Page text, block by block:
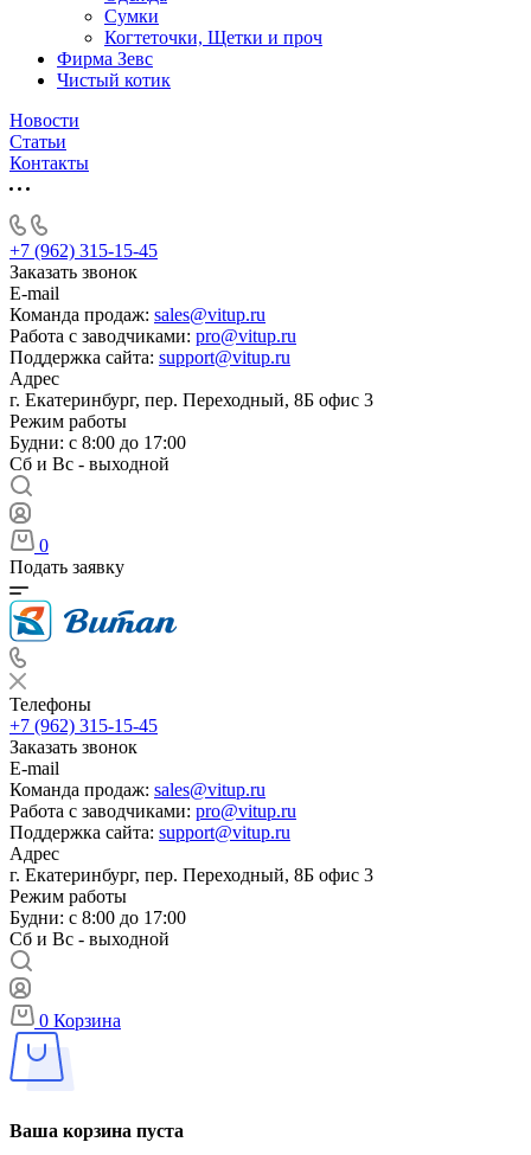
Сумки
Когтеточки, Щетки и проч
Фирма Зевс
Чистый котик
Новости
Статьи
Контакты
+7 (962) 315-15-45
Заказать звонок
E-mail
Команда продаж: sales@vitup.ru
Работа с заводчиками: pro@vitup.ru
Поддержка сайта: support@vitup.ru
Адрес
г. Екатеринбург, пер. Переходный, 8Б офис 3
Режим работы
Будни: с 8:00 до 17:00
Сб и Вс - выходной
0
Подать заявку
Телефоны
+7 (962) 315-15-45
Заказать звонок
E-mail
Команда продаж: sales@vitup.ru
Работа с заводчиками: pro@vitup.ru
Поддержка сайта: support@vitup.ru
Адрес
г. Екатеринбург, пер. Переходный, 8Б офис 3
Режим работы
Будни: с 8:00 до 17:00
Сб и Вс - выходной
0 Корзина
Ваша корзина пуста